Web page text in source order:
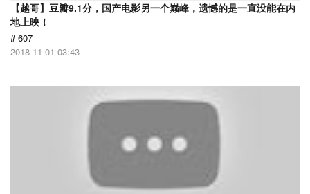
【越哥】豆瓣9.1分，国产电影另一个巅峰，遗憾的是一直没能在内
地上映！
# 607
2018-11-01 03:43